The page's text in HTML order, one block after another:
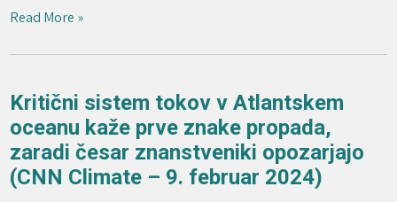
Read More »
Kritični sistem tokov v Atlantskem
oceanu kaže prve znake propada,
zaradi česar znanstveniki opozarjajo
(CNN Climate – 9. februar 2024)